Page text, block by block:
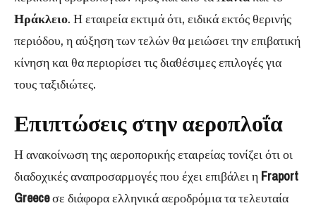
Ηράκλειο. Η εταιρεία εκτιμά ότι, ειδικά εκτός θερινής
περιόδου, η αύξηση των τελών θα μειώσει την επιβατική
κίνηση και θα περιορίσει τις διαθέσιμες επιλογές για
τους ταξιδιώτες.
Επιπτώσεις στην αεροπλοΐα
Η ανακοίνωση της αεροπορικής εταιρείας τονίζει ότι οι
διαδοχικές αναπροσαρμογές που έχει επιβάλει η Fraport
Greeceσε διάφορα ελληνικά αεροδρόμια τα τελευταία